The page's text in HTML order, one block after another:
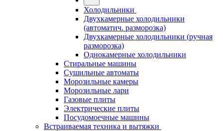
Холодильники
Двухкамерные холодильники
(автоматич. разморозка)
Двухкамерные холодильники (ручная
разморозка)
Однокамерные холодильники
Стиральные машины
Сушильные автоматы
Морозильные камеры
Морозильные лари
Газовые плиты
Электрические плиты
Посудомоечные машины
Встраиваемая техника и вытяжки